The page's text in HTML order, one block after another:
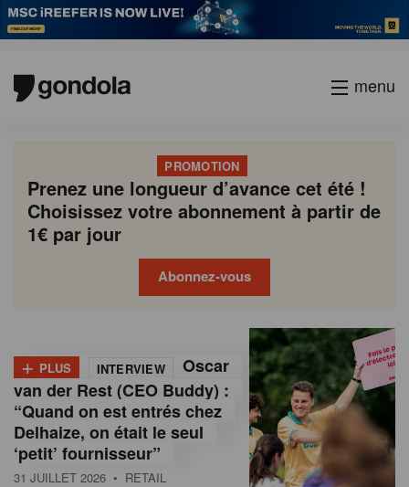
menu
PROMOTION
Prenez une longueur d’avance cet été !
Choisissez votre abonnement à partir de
1€ par jour
Abonnez-vous
o
n
d
o
+ PLUS INTERVIEW
Oscar
van der Rest (CEO Buddy) :
“Quand on est entrés chez
Delhaize, on était le seul
‘petit’ fournisseur”
31 JUILLET 2026 • RETAIL